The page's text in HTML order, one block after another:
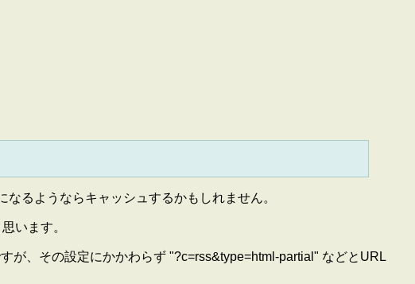
るようならキャッシュするかもしれません。
います。
が、その設定にかかわらず "?c=rss&type=html-partial" などとURL